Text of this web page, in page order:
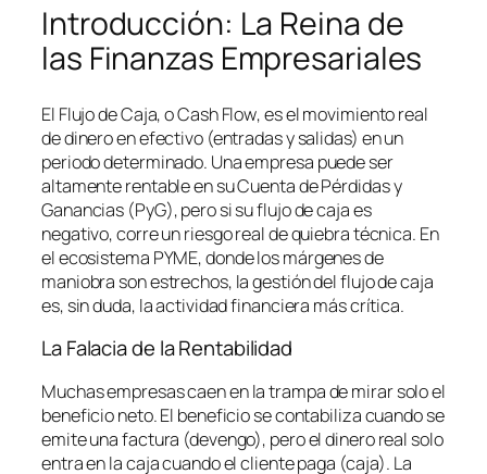
Introducción: La Reina de
las Finanzas Empresariales
El Flujo de Caja, oCash Flow, es el movimiento real
de dinero en efectivo (entradas y salidas) en un
periodo determinado. Una empresa puede ser
altamente rentable en su Cuenta de Pérdidas y
Ganancias (PyG), pero si su flujo de caja es
negativo, corre un riesgo real de quiebra técnica. En
el ecosistema PYME, donde los márgenes de
maniobra son estrechos, la gestión del flujo de caja
es, sin duda, la actividad financiera más crítica.
La Falacia de la Rentabilidad
Muchas empresas caen en la trampa de mirar solo el
beneficio neto. El beneficio se contabiliza cuando se
emite una factura (devengo), pero el dinero real solo
entra en la caja cuando el cliente paga (caja). La